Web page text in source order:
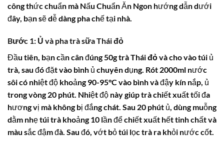
công thức chuẩn mà Nấu Chuẩn Ăn Ngon hướng dẫn dưới
đây, bạn sẽ dễ dàng pha chế tại nhà.
Bước 1: Ủ và pha trà sữa Thái đỏ
Đầu tiên, bạn cần cân đúng 50gtrà Thái đỏvà cho vào túi ủ
trà, sau đó đặt vào bình ủ chuyên dụng. Rót 2000ml nước
sôi có nhiệt độ khoảng 90-95°C vào bình và đậy kín nắp, ủ
trong vòng 20 phút. Nhiệt độ này giúp trà chiết xuất tối đa
hương vị mà không bị đắng chát. Sau 20 phút ủ, dùng muỗng
dằm nhẹ túi trà khoảng 10 lần để chiết xuất hết tinh chất và
màu sắc đậm đà. Sau đó, vớt bỏ túi lọc trà ra khỏi nước cốt.